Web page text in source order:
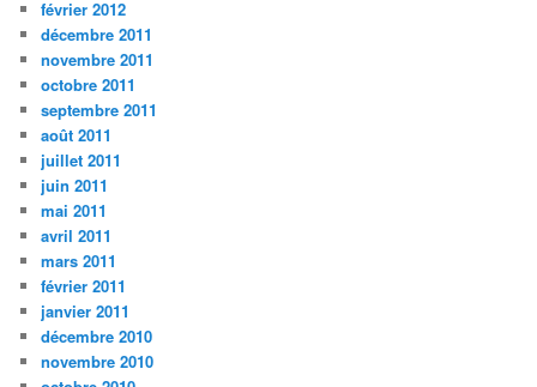
février 2012
décembre 2011
novembre 2011
octobre 2011
septembre 2011
août 2011
juillet 2011
juin 2011
mai 2011
avril 2011
mars 2011
février 2011
janvier 2011
décembre 2010
novembre 2010